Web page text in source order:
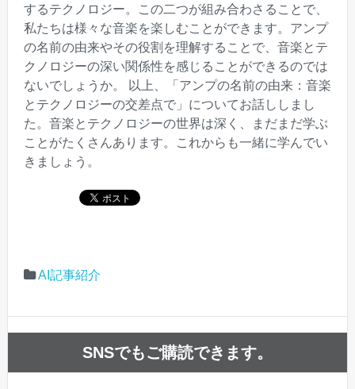
するテクノロジー。この二つが組み合わさることで、
私たちは様々な音楽を楽しむことができます。アンプ
の名前の由来やその役割を理解することで、音楽とテ
クノロジーの深い関係性を感じることができるのでは
ないでしょうか。 以上、「アンプの名前の由来：音楽
とテクノロジーの交差点で」についてお話ししまし
た。音楽とテクノロジーの世界は深く、まだまだ学ぶ
ことがたくさんあります。これからも一緒に学んでい
きましょう。
AI記事紹介
SNSでもご購読できます。